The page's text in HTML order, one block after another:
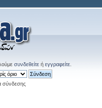
συνδεθείτε ή εγγραφείτε
σύνδεσης